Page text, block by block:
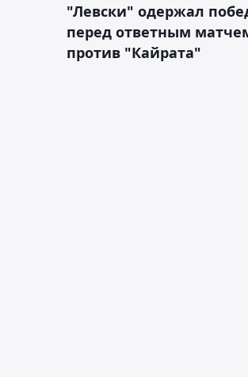
"Левски" одержал
перед ответным
против "Кайрата"